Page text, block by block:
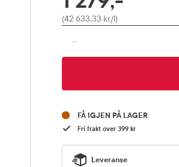
Pris
(42 633,33 kr/l)
-
FÅ IGJEN PÅ LAGER
Fri frakt over 399 kr
Leveranse